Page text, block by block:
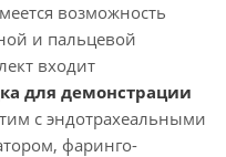
возможность
и пальцевой
входит
для демонстрации
с эндотрахеальными
фаринго-